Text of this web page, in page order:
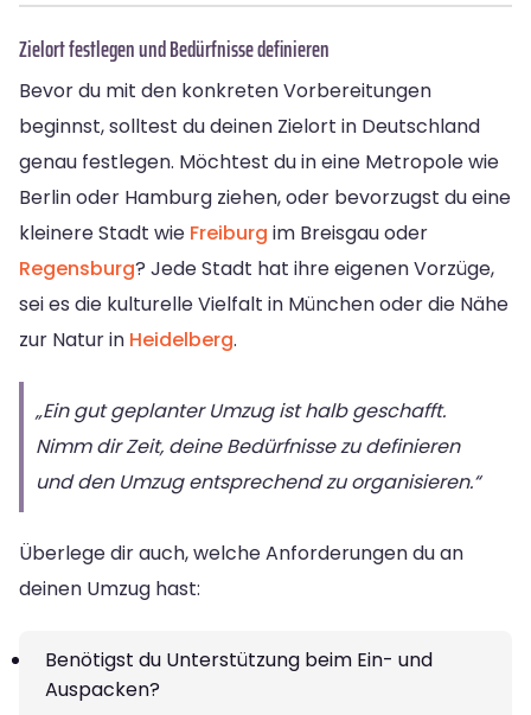
Zielort festlegen und Bedürfnisse definieren
Bevor du mit den konkreten Vorbereitungen
beginnst, solltest du deinen Zielort in Deutschland
genau festlegen. Möchtest du in eine Metropole wie
Berlin oder Hamburg ziehen, oder bevorzugst du eine
kleinere Stadt wie Freiburg im Breisgau oder
Regensburg? Jede Stadt hat ihre eigenen Vorzüge,
sei es die kulturelle Vielfalt in München oder die Nähe
zur Natur in Heidelberg.
„Ein gut geplanter Umzug ist halb geschafft.
Nimm dir Zeit, deine Bedürfnisse zu definieren
und den Umzug entsprechend zu organisieren.“
Überlege dir auch, welche Anforderungen du an
deinen Umzug hast:
Benötigst du Unterstützung beim Ein- und
Auspacken?